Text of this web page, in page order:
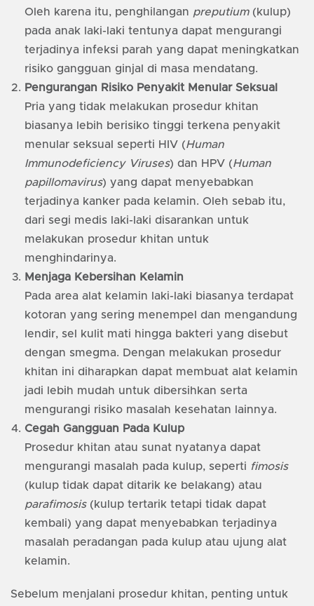
Oleh karena itu, penghilangan preputium (kulup)
pada anak laki-laki tentunya dapat mengurangi
terjadinya infeksi parah yang dapat meningkatkan
risiko gangguan ginjal di masa mendatang.
Pengurangan Risiko Penyakit Menular Seksual
Pria yang tidak melakukan prosedur khitan
biasanya lebih berisiko tinggi terkena penyakit
menular seksual seperti HIV (Human
Immunodeficiency Viruses) dan HPV (Human
papillomavirus) yang dapat menyebabkan
terjadinya kanker pada kelamin. Oleh sebab itu,
dari segi medis laki-laki disarankan untuk
melakukan prosedur khitan untuk
menghindarinya.
Menjaga Kebersihan Kelamin
Pada area alat kelamin laki-laki biasanya terdapat
kotoran yang sering menempel dan mengandung
lendir, sel kulit mati hingga bakteri yang disebut
dengan smegma. Dengan melakukan prosedur
khitan ini diharapkan dapat membuat alat kelamin
jadi lebih mudah untuk dibersihkan serta
mengurangi risiko masalah kesehatan lainnya.
Cegah Gangguan Pada Kulup
Prosedur khitan atau sunat nyatanya dapat
mengurangi masalah pada kulup, seperti fimosis
(kulup tidak dapat ditarik ke belakang) atau
parafimosis (kulup tertarik tetapi tidak dapat
kembali) yang dapat menyebabkan terjadinya
masalah peradangan pada kulup atau ujung alat
kelamin.
Sebelum menjalani prosedur khitan, penting untuk